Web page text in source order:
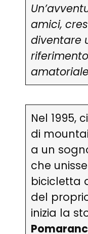
amici,
diventare
Nel 1995,
di
a un
che
bicicletta
del
inizia la